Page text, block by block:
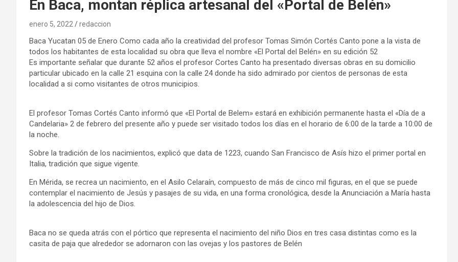
En Baca, montan réplica artesanal del «Portal de Belén»
enero 5, 2022 redaccion
Baca Yucatan 05 de Enero Como cada año la creatividad del profesor Tomas Simón Cortés Canto pone a la vista de
todos los habitantes de esta localidad su obra que lleva el nombre «El Portal del Belén» en su edición 52
Es importante señalar que durante 52 años el profesor Cortes Canto ha presentado diversas obras en su domicilio
particular ubicado en la calle 21 esquina con la calle 24 donde ha sido admirado por cientos de personas de esta
localidad a si como visitantes de otros municipios.
El profesor Tomas Cortés Canto informó que «El Portal de Belem» estará en exhibición permanente hasta el «Día de a
Candelaria» 2 de febrero del presente año y puede ser visitado todos los días en el horario de 6:00 de la tarde a 10:00 de
la noche.
Sobre la tradición de los nacimientos, explicó que data de 1223, cuando San Francisco de Asís hizo el primer portal en
Italia, tradición que sigue vigente.
En Mérida, se recrea un nacimiento, en el Asilo Celaraín, compuesto de más de cinco mil figuras, en el que se puede
contemplar el nacimiento de Jesús y pasajes de su vida, en una forma cronológica, desde la Anunciación a María hasta
la adolescencia del hijo de Dios.
Baca no se queda atrás con el pórtico que representa el nacimiento del niño Dios en tres casa distintas como es la
casita de paja que alrededor se adornaron con las ovejas y los pastores de Belén